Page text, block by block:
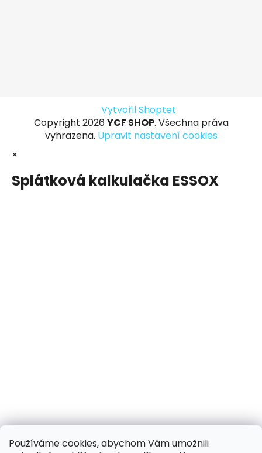
Používáme cookies, abychom Vám umožnili
Vytvořil Shoptet
Copyright 2026 YCF SHOP. Všechna práva
vyhrazena. Upravit nastavení cookies
×
Splátková kalkulačka ESSOX